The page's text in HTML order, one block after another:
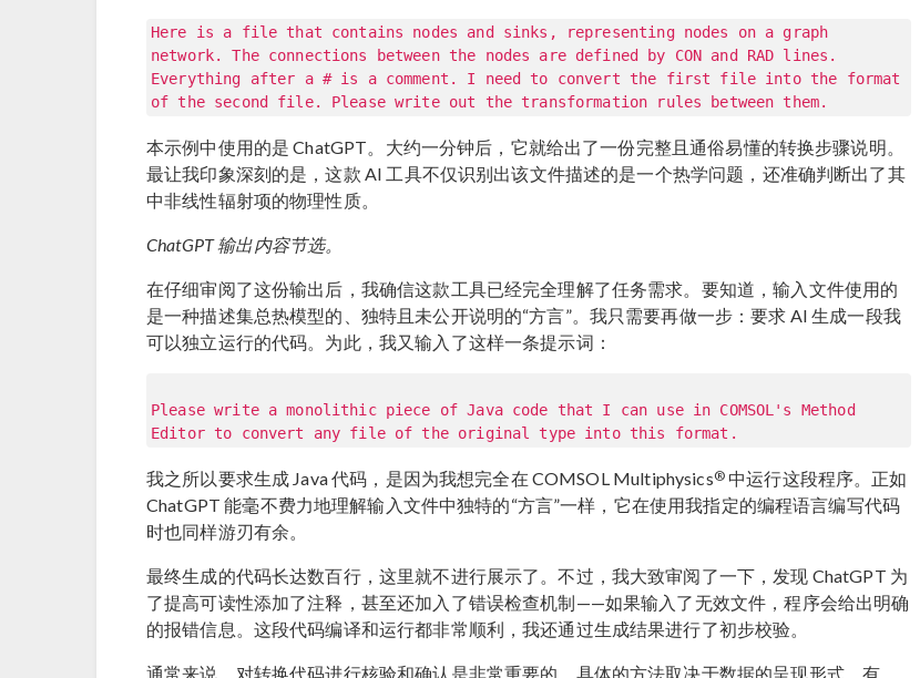
Here is a file that contains nodes and sinks, representing nodes on a graph
network. The connections between the nodes are defined by CON and RAD lines.
Everything after a # is a comment. I need to convert the first file into the format
of the second file. Please write out the transformation rules between them.
本示例中使用的是 ChatGPT。大约一分钟后，它就给出了一份完整且通俗易懂的转换步骤说明。
最让我印象深刻的是，这款 AI 工具不仅识别出该文件描述的是一个热学问题，还准确判断出了其
中非线性辐射项的物理性质。
ChatGPT 输出内容节选。
在仔细审阅了这份输出后，我确信这款工具已经完全理解了任务需求。要知道，输入文件使用的
是一种描述集总热模型的、独特且未公开说明的“方言”。我只需要再做一步：要求 AI 生成一段我
可以独立运行的代码。为此，我又输入了这样一条提示词：
Please write a monolithic piece of Java code that I can use in COMSOL's Method
Editor to convert any file of the original type into this format.
我之所以要求生成 Java 代码，是因为我想完全在 COMSOL Multiphysics®中运行这段程序。正如
ChatGPT 能毫不费力地理解输入文件中独特的“方言”一样，它在使用我指定的编程语言编写代码
时也同样游刃有余。
最终生成的代码长达数百行，这里就不进行展示了。不过，我大致审阅了一下，发现 ChatGPT 为
了提高可读性添加了注释，甚至还加入了错误检查机制——如果输入了无效文件，程序会给出明确
的报错信息。这段代码编译和运行都非常顺利，我还通过生成结果进行了初步校验。
通常来说，对转换代码进行核验和确认是非常重要的，具体的方法取决于数据的呈现形式。有